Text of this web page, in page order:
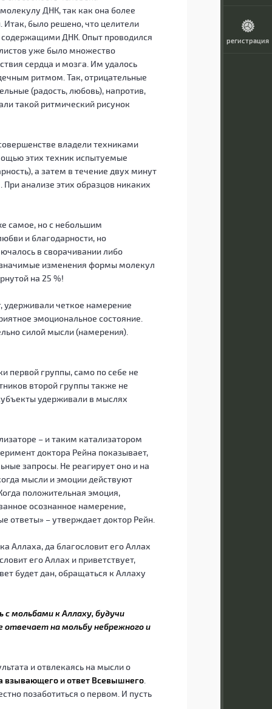
регистрация
ДНК, так как она более
было решено, что целители
содержащими ДНК. Опыт проводился
уже было множество
сердца и мозга. Им удалось
ритмом. Так, отрицательные
(радость, любовь), напротив,
такой ритмический рисунок
владели техниками
этих техник испытуемые
а затем в течение двух минут
анализе этих образцов никаких
самое, но с небольшим
и благодарности, но
в сворачивании либо
значимые изменения формы молекул
на 25 %!
удерживали четкое намерение
эмоциональное состояние.
силой мысли (намерения).
первой группы, само по себе не
второй группы также не
удерживали в мыслях
– и таким катализатором
доктора Рейна показывает,
запросы. Не реагирует оно и на
мысли и эмоции действуют
положительная эмоция,
осознанное намерение,
ответы» – утверждает доктор Рейн.
Аллаха, да благословит его Аллах
его Аллах и приветствует,
будет дан, обращаться к Аллаху
с мольбами к Аллаху, будучи
на мольбу небрежного и
и отвлекаясь на мысли о
взывающего и ответ Всевышнего
позаботиться о первом. И пусть